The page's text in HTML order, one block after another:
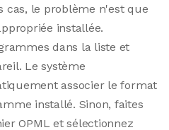
cas, le problème n'est que
installée.
dans la liste et
Le système
associer le format
installé. Sinon, faites
OPML et sélectionnez